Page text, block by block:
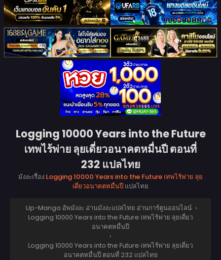
Logging 10000 Years into the Future
เทพไร้พ่าย ลุยเดี่ยวอนาคตหมื่นปี ตอนที่
232 แปลไทย
มังงะเรื่อง Logging 10000 Years into the Future เทพไร้พ่าย ลุย
เดี่ยวอนาคตหมื่นปี แปลไทย
Up-Manga อัพมังงะ อ่านมังงะแปลไทย อ่านการ์ตูนออนไลน์ ›
Logging 10000 Years into the Future เทพไร้พ่าย ลุยเดี่ยว
อนาคตหมื่นปี
›
Logging 10000 Years into the Future เทพไร้พ่าย ลุยเดี่ยว
อนาคตหมื่นปี ตอนที่ 232 แปลไทย